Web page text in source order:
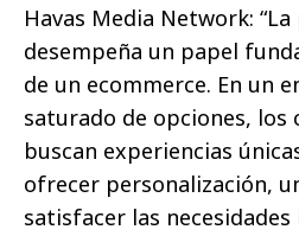
Havas Media Network:
desempeña un papel
de un ecommerce. En un
saturado de opciones, los
buscan experiencias
ofrecer personalización,
satisfacer las